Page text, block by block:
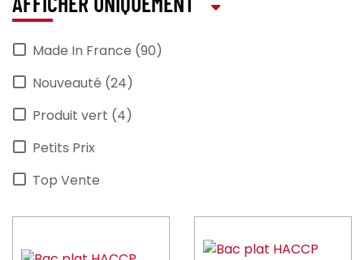
AFFICHER UNIQUEMENT
Made In France (90)
Nouveauté (24)
Produit vert (4)
Petits Prix
Top Vente